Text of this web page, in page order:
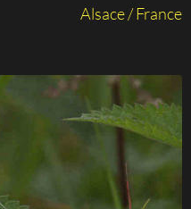
Alsace / France